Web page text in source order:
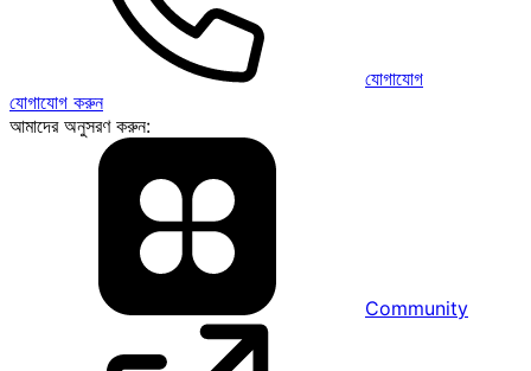
যোগাযোগ
যোগাযোগ করুন
আমাদের অনুসরণ করুন:
Community